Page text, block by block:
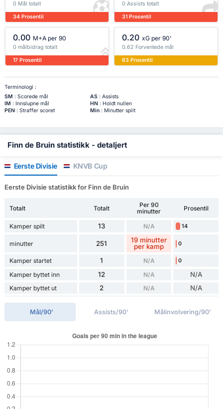
0 Mål totalt
34 Prosentil
0 Assists totalt
31 Prosentil
0.00 M+A per 90
0 målbidrag totalt
17 Prosentil
0.20 xG per 90'
0.62 Forventede mål
63 Prosentil
Terminologi :
SM : Scorede mål AS: Assists
IM : Innslupne mål HN: Holdt nullen
PEN: Straffer scoret Min: Minutter spilt
Finn de Bruin statistikk - detaljert
Eerste Divisie KNVB Cup
Eerste Divisie statistikk for Finn de Bruin
Totalt Totalt
Per 90
minutter
Prosentil
Kamper spilt 13 N/A 14
minutter 251
19 minutter
per kamp
0
Kamper startet 1 N/A 0
Kamper byttet inn 12 N/A N/A
Kamper byttet ut 2 N/A N/A
Mål/90' Assists/90' Målinvolvering/90'